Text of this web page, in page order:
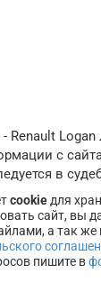
Renault
с
в
cookieдля
сайт, вы
а так же
пишите в